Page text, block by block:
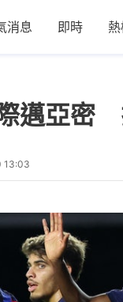
消息 即時
邁亞
13:03